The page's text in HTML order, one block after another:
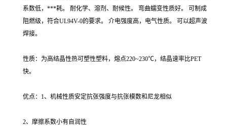
系数低，***耗。 耐化学、溶剂、耐候性。 弯曲蠕变性质好。 可制成
阻燃级，符合UL94V-0的要求。 介电强度高，电气性质。 可以超声波
焊接。
性质：为高结晶性热可塑性塑料，熔点220~230℃，结晶速率比PET
快。
优点：1、机械性质安定抗张强度与抗张模数和尼龙相似
2、摩擦系数小有自润性